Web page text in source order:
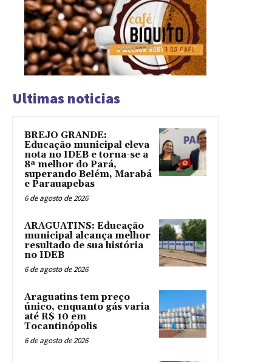
Ultimas noticias
BREJO GRANDE:
Educação municipal eleva
nota no IDEB e torna-se a
8ª melhor do Pará,
superando Belém, Marabá
e Parauapebas
6 de agosto de 2026
ARAGUATINS: Educação
municipal alcança melhor
resultado de sua história
no IDEB
6 de agosto de 2026
Araguatins tem preço
único, enquanto gás varia
até R$ 10 em
Tocantinópolis
6 de agosto de 2026